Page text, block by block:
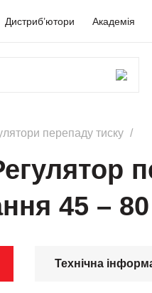
Дистриб’ютори Академія
перепаду тиску
45 –
Технічна